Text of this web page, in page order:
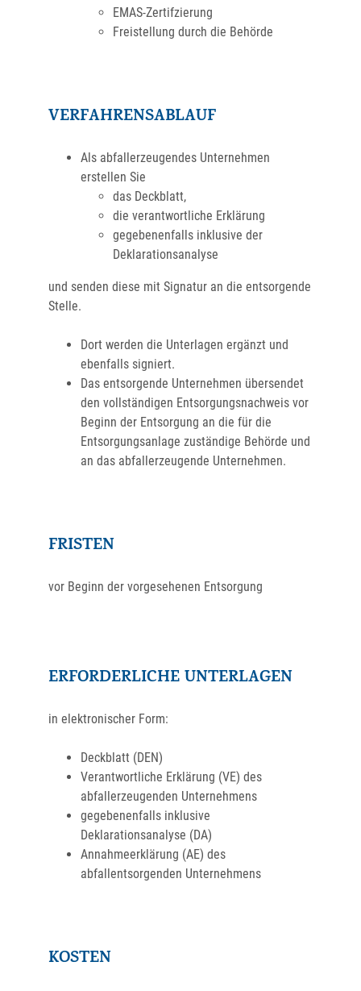
EMAS-Zertifzierung
Freistellung durch die Behörde
VERFAHRENSABLAUF
Als abfallerzeugendes Unternehmen
erstellen Sie
das Deckblatt,
die verantwortliche Erklärung
gegebenenfalls inklusive der
Deklarationsanalyse
und senden diese mit Signatur an die entsorgende
Stelle.
Dort werden die Unterlagen ergänzt und
ebenfalls signiert.
Das entsorgende Unternehmen übersendet
den vollständigen Entsorgungsnachweis vor
Beginn der Entsorgung an die für die
Entsorgungsanlage zuständige Behörde und
an das abfallerzeugende Unternehmen.
FRISTEN
vor Beginn der vorgesehenen Entsorgung
ERFORDERLICHE UNTERLAGEN
in elektronischer Form:
Deckblatt (DEN)
Verantwortliche Erklärung (VE) des
abfallerzeugenden Unternehmens
gegebenenfalls inklusive
Deklarationsanalyse (DA)
Annahmeerklärung (AE) des
abfallentsorgenden Unternehmens
KOSTEN